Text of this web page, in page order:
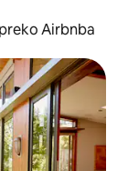
Airbnba